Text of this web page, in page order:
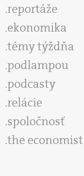
reportáže
ekonomika
témy týždňa
podlampou
podcasty
relácie
spoločnosť
the economist